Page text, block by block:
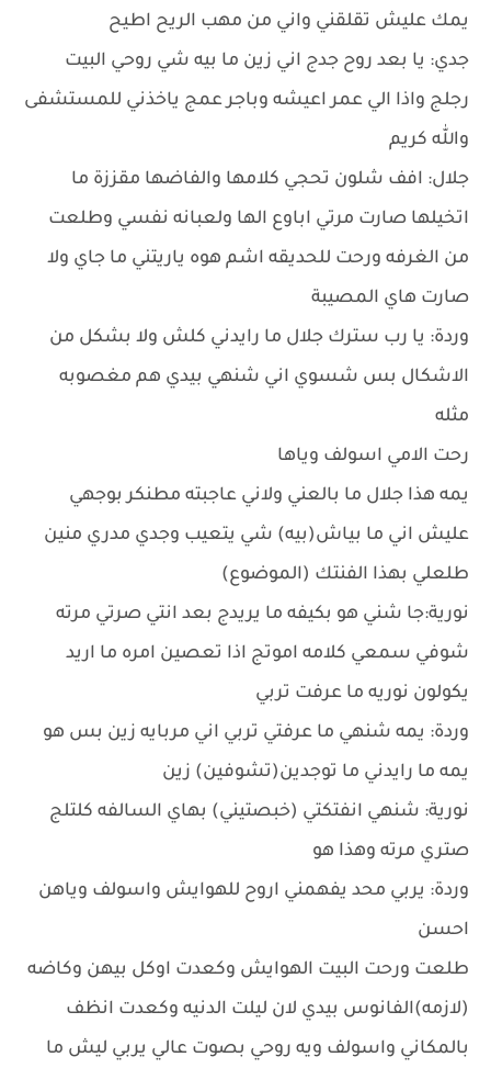
يمك عليش تقلقني واني من مهب الريح اطيح
جدي: يا بعد روح جدج اني زين ما بيه شي روحي البيت
رجلج واذا الي عمر اعيشه وباجر عمج ياخذني للمستشفى
والله كريم
جلال: افف شلون تحجي كلامها والفاضها مقززة ما
اتخيلها صارت مرتي اباوع الها ولعبانه نفسي وطلعت
من الغرفه ورحت للحديقه اشم هوه ياريتني ما جاي ولا
صارت هاي المصيبة
وردة: يا رب سترك جلال ما رايدني كلش ولا بشكل من
الاشكال بس شسوي اني شنهي بيدي هم مغصوبه
مثله
رحت الامي اسولف وياها
يمه هذا جلال ما بالعني ولاني عاجبته مطنكر بوجهي
عليش اني ما بياش(بيه) شي يتعيب وجدي مدري منين
طلعلي بهذا الفنتك (الموضوع)
نورية:جا شني هو بكيفه ما يريدج بعد انتي صرتي مرته
شوفي سمعي كلامه اموتج اذا تعصين امره ما اريد
يكولون نوريه ما عرفت تربي
وردة: يمه شنهي ما عرفتي تربي اني مربايه زين بس هو
يمه ما رايدني ما توجدين(تشوفين) زين
نورية: شنهي انفتكتي (خبصتيني) بهاي السالفه كلتلج
صتري مرته وهذا هو
وردة: يربي محد يفهمني اروح للهوايش واسولف وياهن
احسن
طلعت ورحت البيت الهوايش وكعدت اوكل بيهن وكاضه
(لازمه)الفانوس بيدي لان ليلت الدنيه وكعدت انظف
بالمكاني واسولف ويه روحي بصوت عالي يربي ليش ما